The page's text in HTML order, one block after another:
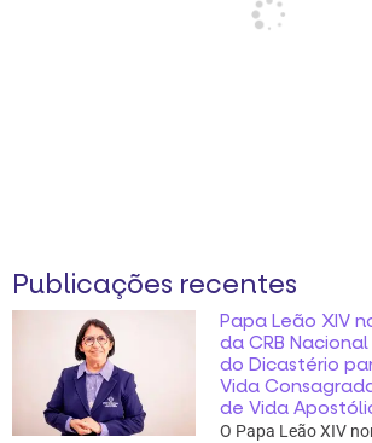
Publicações recentes
Papa Leão XIV
da CRB
do Dicastério
Vida
de Vida
O Papa Leão XIV